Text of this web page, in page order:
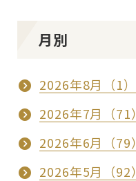
月別
2026年8月（1）
2026年7月（71）
2026年6月（79）
2026年5月（92）